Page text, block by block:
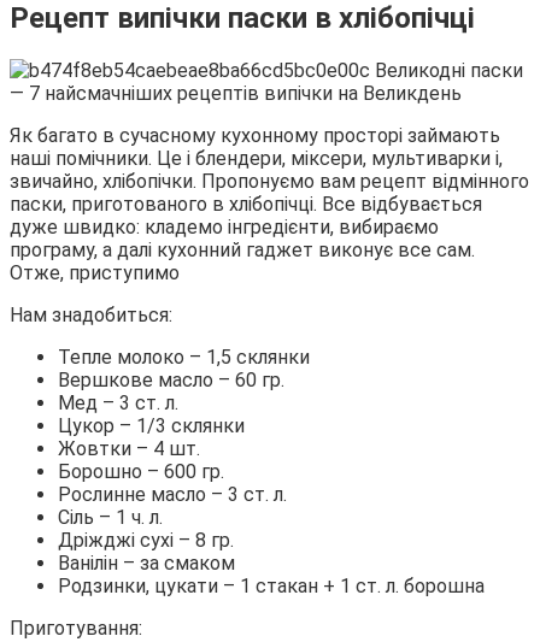
Рецепт випічки паски в хлібопічці
Як багато в сучасному кухонному просторі займають
наші помічники. Це і блендери, міксери, мультиварки і,
звичайно, хлібопічки. Пропонуємо вам рецепт відмінного
паски, приготованого в хлібопічці. Все відбувається
дуже швидко: кладемо інгредієнти, вибираємо
програму, а далі кухонний гаджет виконує все сам.
Отже, приступимо
Нам знадобиться:
Тепле молоко – 1,5 склянки
Вершкове масло – 60 гр.
Мед – 3 ст. л.
Цукор – 1/3 склянки
Жовтки – 4 шт.
Борошно – 600 гр.
Рослинне масло – 3 ст. л.
Сіль – 1 ч. л.
Дріжджі сухі – 8 гр.
Ванілін – за смаком
Родзинки, цукати – 1 стакан + 1 ст. л. борошна
Приготування: